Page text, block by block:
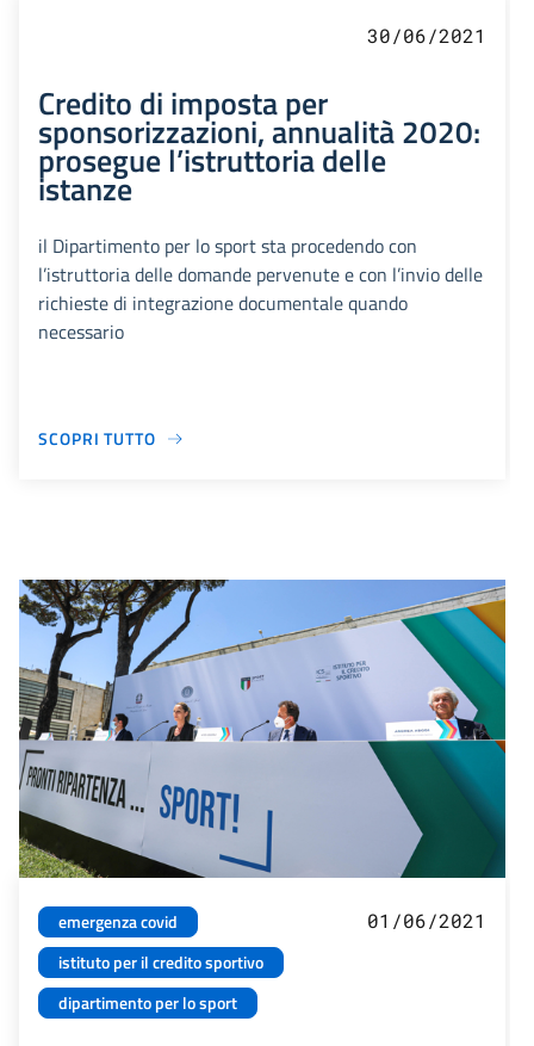
30/06/2021
Credito di imposta per
sponsorizzazioni, annualità 2020:
prosegue l’istruttoria delle
istanze
il Dipartimento per lo sport sta procedendo con
l’istruttoria delle domande pervenute e con l’invio delle
richieste di integrazione documentale quando
necessario
SCOPRI TUTTO
emergenza covid
istituto per il credito sportivo
dipartimento per lo sport
01/06/2021